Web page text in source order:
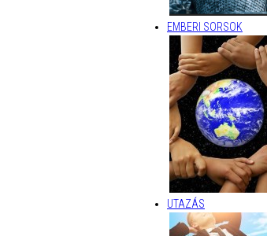
EMBERI SORSOK
UTAZÁS